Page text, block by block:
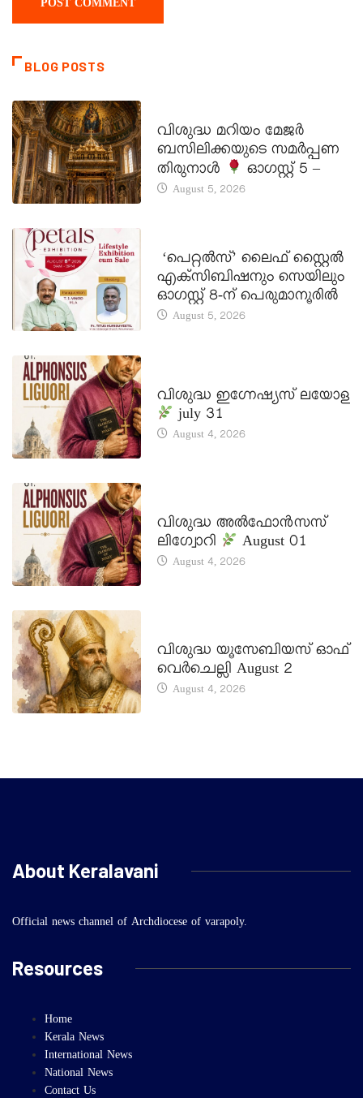
BLOG POSTS
വിശുദ്ധ മറിയം മേജർ
ബസിലിക്കയുടെ സമർപ്പണ
തിരുനാൾ
ഓഗസ്റ്റ് 5 –
August 5, 2026
‘പെറ്റൽസ്’ ലൈഫ് സ്റ്റൈൽ
എക്സിബിഷനും സെയിലും
ഓഗസ്റ്റ് 8-ന് പെരുമാനൂരിൽ
August 5, 2026
വിശുദ്ധ ഇഗ്നേഷ്യസ് ലയോള
july 31
August 4, 2026
വിശുദ്ധ അൽഫോൻസസ്
ലിഗ്വോറി
August 01
August 4, 2026
വിശുദ്ധ യൂസേബിയസ് ഓഫ്
വെർചെല്ലി August 2
August 4, 2026
About Keralavani
Official news channel of Archdiocese of varapoly.
Resources
Home
Kerala News
International News
National News
Contact Us